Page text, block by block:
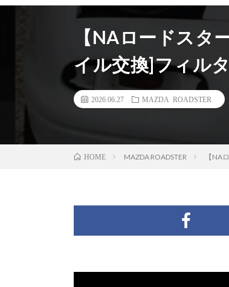
【NAロードスタ
イル交換]フィル
2026.06.27 MAZDA ROADSTER
HOME MAZDA ROADSTER 【NA